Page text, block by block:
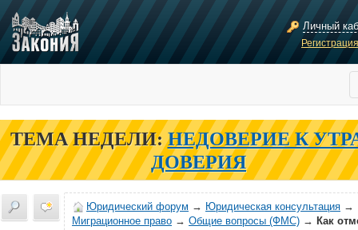
Личный
ТЕМА НЕДЕЛИ: НЕДОВЕРИЕ К
ДОВЕРИЯ
Юридический форум → Юридическая консультация →
Миграционное право → Общие вопросы (ФМС) → Как